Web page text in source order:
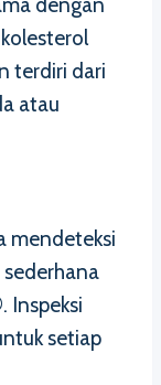
terdiri dari
atau
mendeteksi
Inspeksi
setiap